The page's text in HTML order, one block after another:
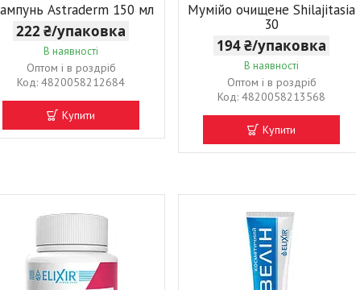
Astraderm 150 мл
222 ₴/упаковка
В наявності
Оптом і в роздріб
4820058212684
Купити
Мумійо очищене Shilajitasia
30
194 ₴/упаковка
В наявності
Оптом і в роздріб
4820058213568
Купити